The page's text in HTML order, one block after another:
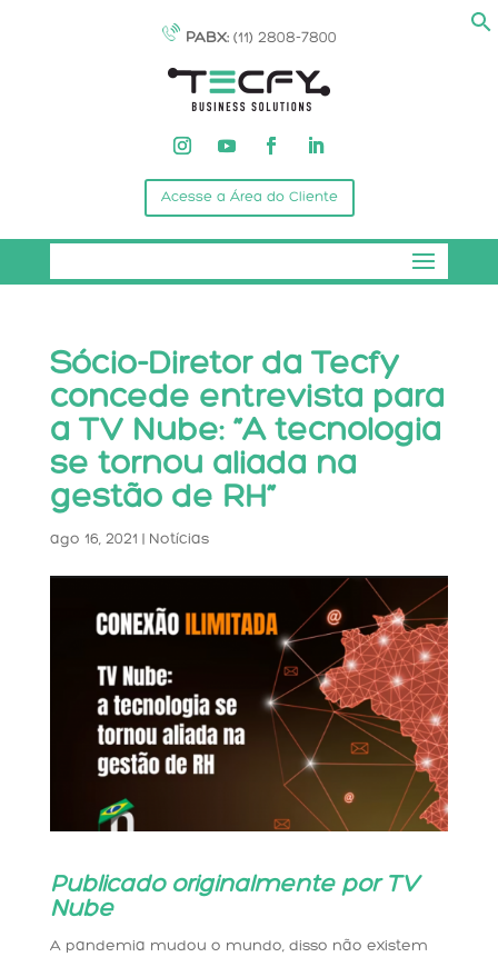
PABX: (11) 2808-7800
Acesse a Área do Cliente
Sócio-Diretor da Tecfy
concede entrevista para
a TV Nube: ”A tecnologia
se tornou aliada na
gestão de RH”
ago 16, 2021 | Notícias
Publicado originalmente por TV
Nube
A pandemia mudou o mundo, disso não existem